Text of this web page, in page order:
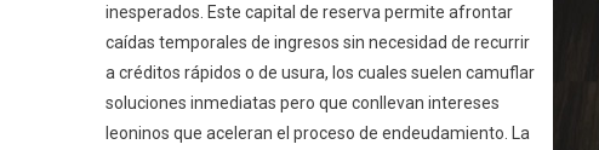
inesperados. Este capital de reserva permite afrontar
caídas temporales de ingresos sin necesidad de recurrir
a créditos rápidos o de usura, los cuales suelen camuflar
soluciones inmediatas pero que conllevan intereses
leoninos que aceleran el proceso de endeudamiento. La